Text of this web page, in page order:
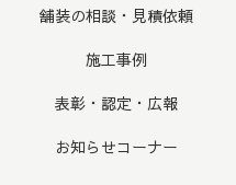
舗装の相談・見積依頼
施工事例
表彰・認定・広報
お知らせコーナー